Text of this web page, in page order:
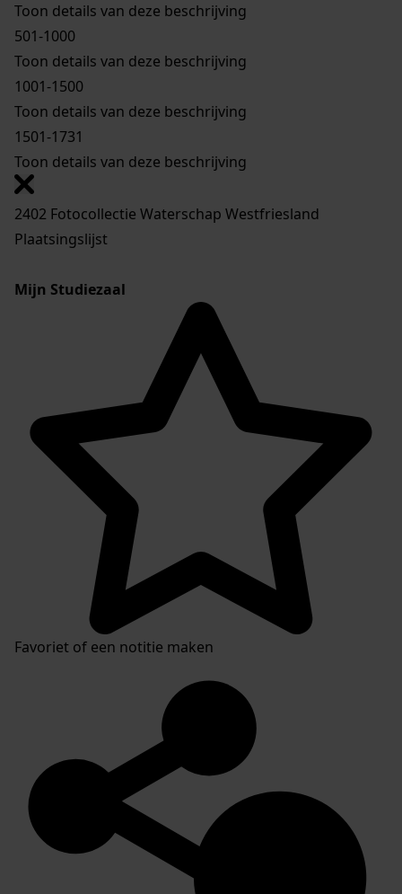
Toon details van deze beschrijving
501-1000
Toon details van deze beschrijving
1001-1500
Toon details van deze beschrijving
1501-1731
Toon details van deze beschrijving
2402 Fotocollectie Waterschap Westfriesland
Plaatsingslijst
Mijn Studiezaal
Favoriet of een notitie maken